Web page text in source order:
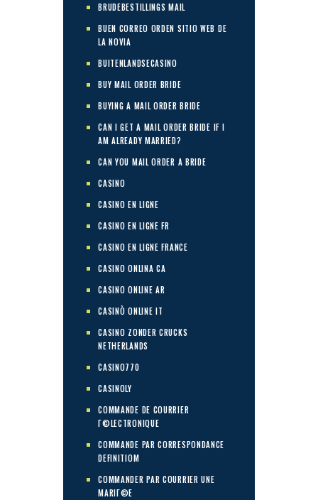
BRUDEBESTILLINGS MAIL
BUEN CORREO ORDEN SITIO WEB DE
LA NOVIA
BUITENLANDSECASINO
BUY MAIL ORDER BRIDE
BUYING A MAIL ORDER BRIDE
CAN I GET A MAIL ORDER BRIDE IF I
AM ALREADY MARRIED?
CAN YOU MAIL ORDER A BRIDE
CASINO
CASINO EN LIGNE
CASINO EN LIGNE FR
CASINO EN LIGNE FRANCE
CASINO ONLINA CA
CASINO ONLINE AR
CASINÒ ONLINE IT
CASINO ZONDER CRUCKS
NETHERLANDS
CASINO770
CASINOLY
COMMANDE DE COURRIER
Г©LECTRONIQUE
COMMANDE PAR CORRESPONDANCE
DEFINITIOM
COMMANDER PAR COURRIER UNE
MARIГ©E